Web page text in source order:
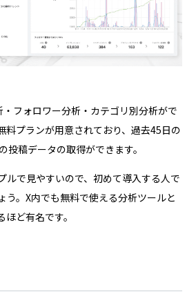
フォロワー分析・カテゴリ別分析がで
料プランが用意されており、過去45日の
投稿データの取得ができます。
ルで見やすいので、初めて導入する人で
う。X内でも無料で使える分析ツールと
ど有名です。